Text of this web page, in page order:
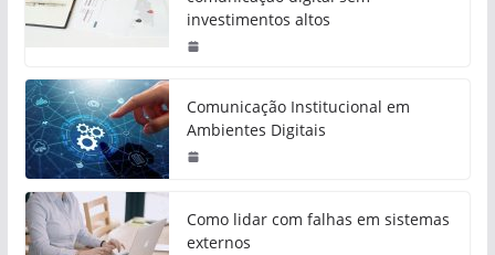
investimentos altos
Comunicação Institucional em
Ambientes Digitais
Como lidar com falhas em sistemas
externos